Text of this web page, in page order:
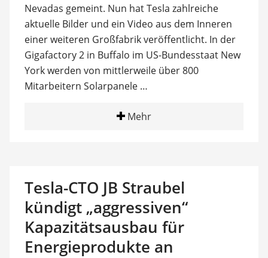
Nevadas gemeint. Nun hat Tesla zahlreiche
aktuelle Bilder und ein Video aus dem Inneren
einer weiteren Großfabrik veröffentlicht. In der
Gigafactory 2 in Buffalo im US-Bundesstaat New
York werden von mittlerweile über 800
Mitarbeitern Solarpanele …
Mehr
Tesla-CTO JB Straubel
kündigt „aggressiven“
Kapazitätsausbau für
Energieprodukte an